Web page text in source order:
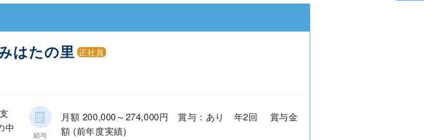
はたの里 正社員
中
給与
月額 200,000～274,000円 賞与：あり 年2回 賞与金
額 (前年度実績)